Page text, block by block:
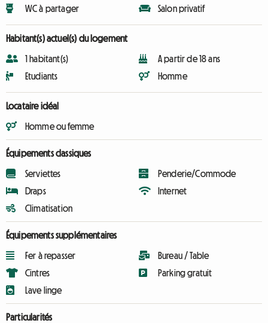
WC à partager
Salon privatif
Habitant(s) actuel(s) du logement
1 habitant(s)
Etudiants
A partir de 18 ans
Homme
Locataire idéal
Homme ou femme
Équipements classiques
Serviettes
Draps
Climatisation
Penderie/Commode
Internet
Équipements supplémentaires
Fer à repasser
Cintres
Lave linge
Bureau / Table
Parking gratuit
Particularités